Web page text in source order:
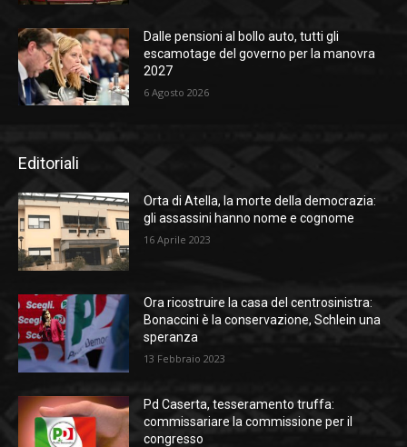
Dalle pensioni al bollo auto, tutti gli
escamotage del governo per la manovra
2027
6 Agosto 2026
Editoriali
Orta di Atella, la morte della democrazia:
gli assassini hanno nome e cognome
16 Aprile 2023
Ora ricostruire la casa del centrosinistra:
Bonaccini è la conservazione, Schlein una
speranza
13 Febbraio 2023
Pd Caserta, tesseramento truffa:
commissariare la commissione per il
congresso